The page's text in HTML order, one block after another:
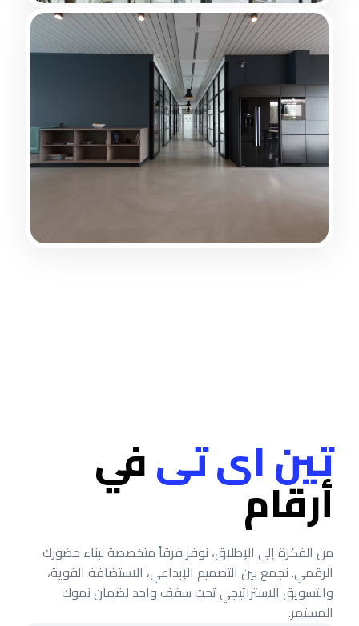
تين اى تىفي
أرقام
من الفكرة إلى الإطلاق، نوفر فرقاً متخصصة لبناء حضورك
الرقمي. نجمع بين التصميم الإبداعي، الاستضافة القوية،
والتسويق الاستراتيجي تحت سقف واحد لضمان نموك
المستمر.